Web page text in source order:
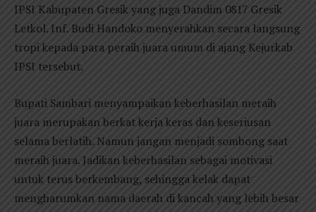
IPSI Kabupaten Gresik yang juga Dandim 0817 Gresik
Letkol. Inf. Budi Handoko menyerahkan secara langsung
tropi kepada para peraih juara umum di ajang Kejurkab
IPSI tersebut.
Bupati Sambari menyampaikan keberhasilan meraih
juara merupakan berkat kerja keras dan keseriusan
selama berlatih. Namun jangan menjadi sombong saat
meraih juara. Jadikan keberhasilan sebagai motivasi
untuk terus berkembang, sehingga kelak dapat
mengharumkan nama daerah di kancah yang lebih besar